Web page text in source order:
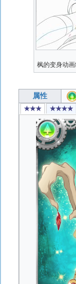
枫的变身动
属性
★★★ ★★★★